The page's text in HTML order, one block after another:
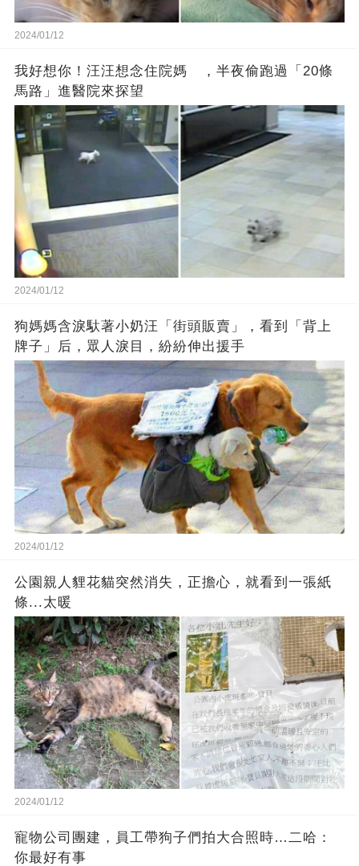
2024/01/12
我好想你！汪汪想念住院媽 ，半夜偷跑過「20條
馬路」進醫院來探望
2024/01/12
狗媽媽含淚馱著小奶汪「街頭販賣」，看到「背上
牌子」后，眾人淚目，紛紛伸出援手
2024/01/12
公園親人貍花貓突然消失，正擔心，就看到一張紙
條...太暖
2024/01/12
寵物公司團建，員工帶狗子們拍大合照時…二哈：
你最好有事